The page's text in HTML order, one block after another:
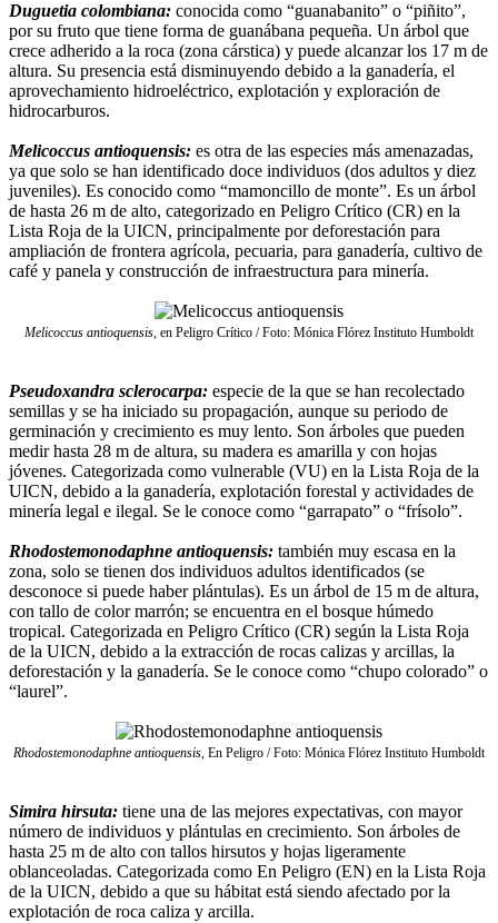
Duguetia colombiana: conocida como “guanabanito” o “piñito”,
por su fruto que tiene forma de guanábana pequeña. Un árbol que
crece adherido a la roca (zona cárstica) y puede alcanzar los 17 m de
altura. Su presencia está disminuyendo debido a la ganadería, el
aprovechamiento hidroeléctrico, explotación y exploración de
hidrocarburos.
Melicoccus antioquensis: es otra de las especies más amenazadas,
ya que solo se han identificado doce individuos (dos adultos y diez
juveniles). Es conocido como “mamoncillo de monte”. Es un árbol
de hasta 26 m de alto, categorizado en Peligro Crítico (CR) en la
Lista Roja de la UICN, principalmente por deforestación para
ampliación de frontera agrícola, pecuaria, para ganadería, cultivo de
café y panela y construcción de infraestructura para minería.
Melicoccus antioquensis, en Peligro Crítico / Foto: Mónica Flórez Instituto Humboldt
Pseudoxandra sclerocarpa: especie de la que se han recolectado
semillas y se ha iniciado su propagación, aunque su periodo de
germinación y crecimiento es muy lento. Son árboles que pueden
medir hasta 28 m de altura, su madera es amarilla y con hojas
jóvenes. Categorizada como vulnerable (VU) en la Lista Roja de la
UICN, debido a la ganadería, explotación forestal y actividades de
minería legal e ilegal. Se le conoce como “garrapato” o “frísolo”.
Rhodostemonodaphne antioquensis: también muy escasa en la
zona, solo se tienen dos individuos adultos identificados (se
desconoce si puede haber plántulas). Es un árbol de 15 m de altura,
con tallo de color marrón; se encuentra en el bosque húmedo
tropical. Categorizada en Peligro Crítico (CR) según la Lista Roja
de la UICN, debido a la extracción de rocas calizas y arcillas, la
deforestación y la ganadería. Se le conoce como “chupo colorado” o
“laurel”.
Rhodostemonodaphne antioquensis, En Peligro / Foto: Mónica Flórez Instituto Humboldt
Simira hirsuta: tiene una de las mejores expectativas, con mayor
número de individuos y plántulas en crecimiento. Son árboles de
hasta 25 m de alto con tallos hirsutos y hojas ligeramente
oblanceoladas. Categorizada como En Peligro (EN) en la Lista Roja
de la UICN, debido a que su hábitat está siendo afectado por la
explotación de roca caliza y arcilla.